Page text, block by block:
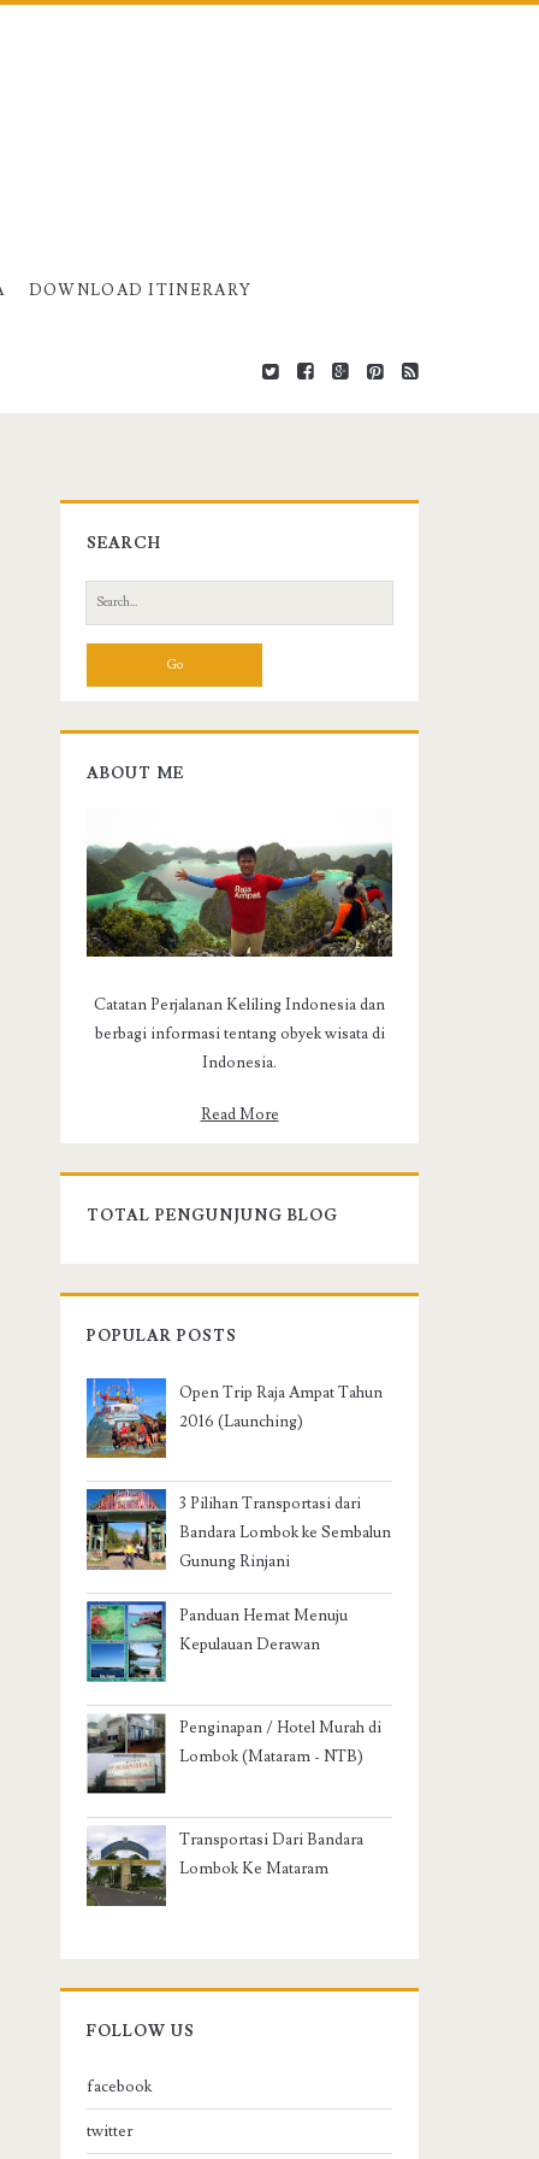
DOWNLOAD ITINERARY
SEARCH
e
r
h
f
:
ABOUT ME
Catatan Perjalanan Keliling Indonesia dan
berbagi informasi tentang obyek wisata di
Indonesia.
Read More
TOTAL PENGUNJUNG BLOG
POPULAR POSTS
Open Trip Raja Ampat Tahun
2016 (Launching)
3 Pilihan Transportasi dari
Bandara Lombok ke Sembalun
Gunung Rinjani
Panduan Hemat Menuju
Kepulauan Derawan
Penginapan / Hotel Murah di
Lombok (Mataram - NTB)
Transportasi Dari Bandara
Lombok Ke Mataram
FOLLOW US
facebook
twitter